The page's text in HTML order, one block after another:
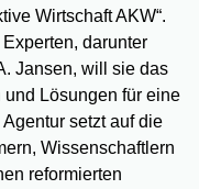
Wirtschaft AKW“.
darunter
Jansen, will sie das
Lösungen für eine
setzt auf die
Wissenschaftlern
reformierten